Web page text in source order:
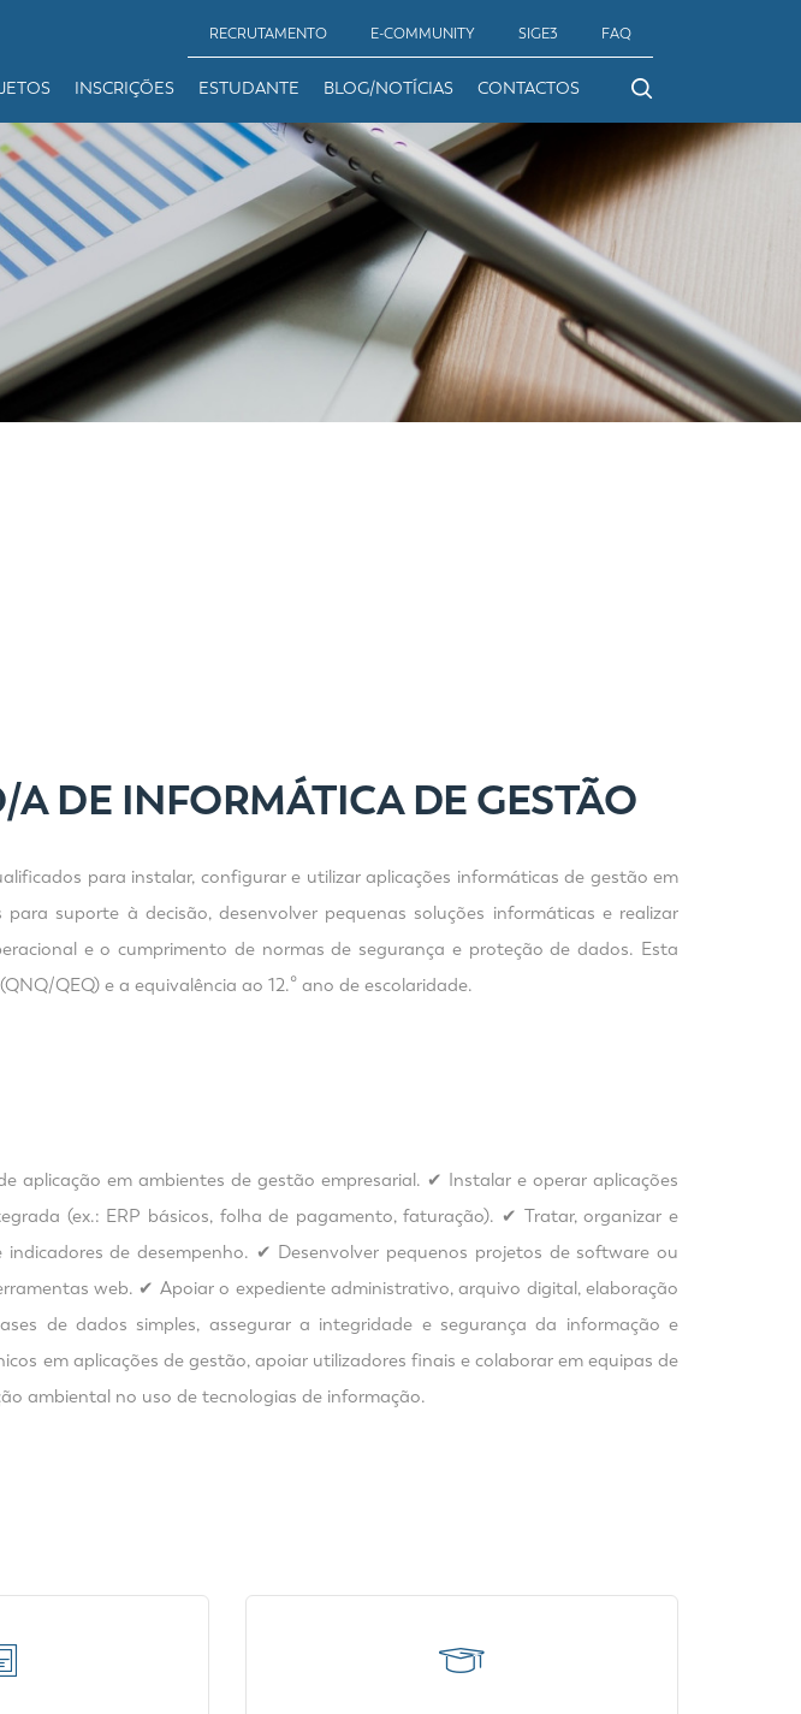
RECRUTAMENTO E-COMMUNITY SIGE3 FAQ
INSCRIÇÕES ESTUDANTE BLOG/NOTÍCIAS CONTACTOS
DE INFORMÁTICA DE GESTÃO
para instalar, configurar e utilizar aplicações informáticas de gestão em
suporte à decisão, desenvolver pequenas soluções informáticas e realizar
e o cumprimento de normas de segurança e proteção de dados. Esta
QEQ) e a equivalência ao 12.º ano de escolaridade.
em ambientes de gestão empresarial. ✔ Instalar e operar aplicações
(ex.: ERP básicos, folha de pagamento, faturação). ✔ Tratar, organizar e
de desempenho. ✔ Desenvolver pequenos projetos de software ou
web. ✔ Apoiar o expediente administrativo, arquivo digital, elaboração
de dados simples, assegurar a integridade e segurança da informação e
em aplicações de gestão, apoiar utilizadores finais e colaborar em equipas de
ambiental no uso de tecnologias de informação.